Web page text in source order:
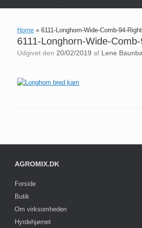
Home » 6111-Longhorn-Wide-Comb-94-Right
6111-Longhorn-Wide-
Udgivet den 20/02/2019 af Lene
AGROMIX.DK
Forside
Butik
Om virksomheden
Hyrdehjørnet